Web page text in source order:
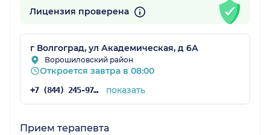
Лицензия проверена
г Волгоград, ул Академическая, д 6А
Ворошиловский район
Откроется завтра в 08:00
+7 (844) 245-97-65 показать
Прием терапевта